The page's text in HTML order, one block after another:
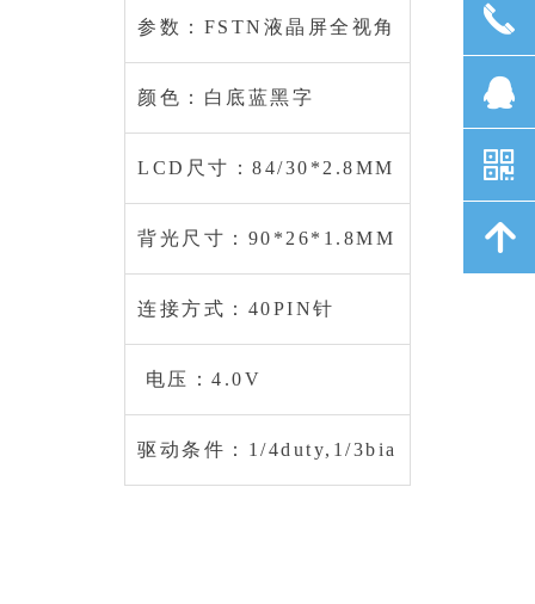
参数：FSTN液晶屏全视角
颜色：白底蓝黑字
LCD尺寸：84/30*2.8MM
背光尺寸：90*26*1.8MM
连接方式：40PIN针
电压：4.0V
驱动条件：1/4duty,1/3bia
끅
뀩
낃
녕